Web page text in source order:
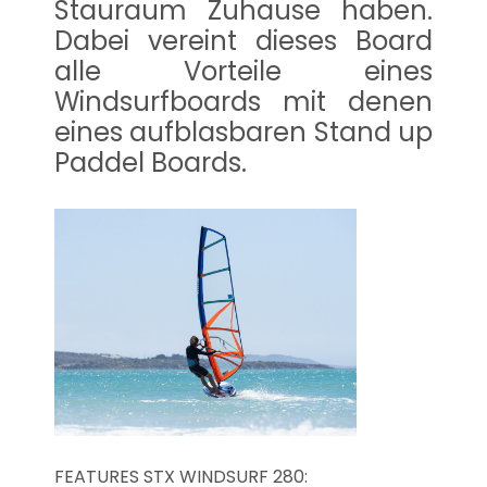
Stauraum Zuhause haben.
Dabei vereint dieses Board
alle Vorteile eines
Windsurfboards mit denen
eines aufblasbaren Stand up
Paddel Boards.
FEATURES STX WINDSURF 280: